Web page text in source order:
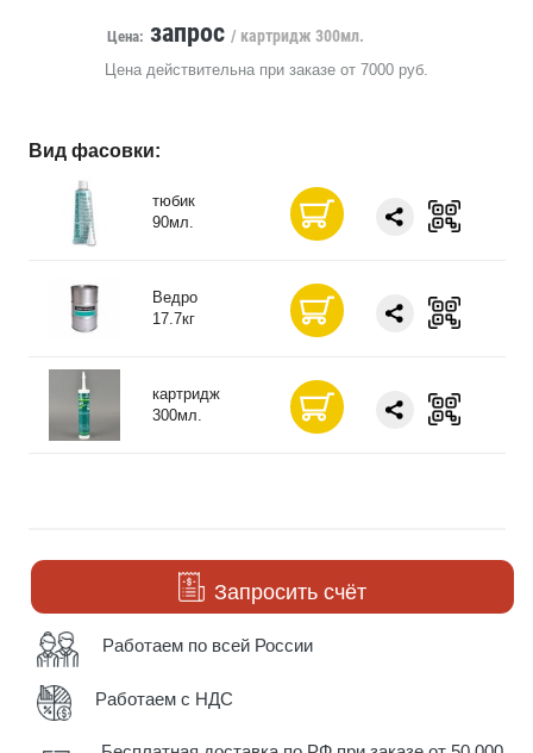
Цена: запрос / картридж 300мл.
Цена действительна при заказе от 7000 руб.
Вид фасовки:
тюбик
90мл.
Ведро
17.7кг
картридж
300мл.
Запросить счёт
Работаем по всей России
Работаем с НДС